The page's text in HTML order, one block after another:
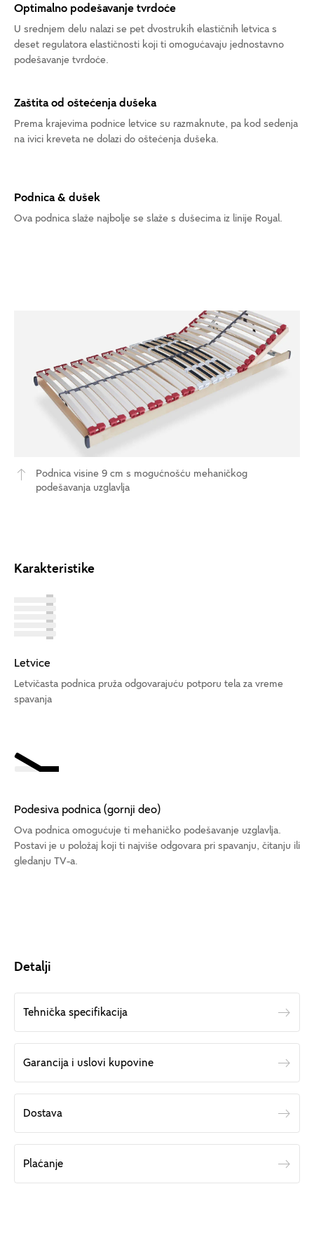
Optimalno podešavanje tvrdoće
U srednjem delu nalazi se pet dvostrukih elastičnih letvica s
deset regulatora elastičnosti koji ti omogućavaju jednostavno
podešavanje tvrdoće.
Zaštita od oštećenja dušeka
Prema krajevima podnice letvice su razmaknute, pa kod sedenja
na ivici kreveta ne dolazi do oštećenja dušeka.
Podnica & dušek
Ova podnica slaže najbolje se slaže s dušecima iz linije Royal.
Podnica visine 9 cm s mogućnošću mehaničkog
podešavanja uzglavlja
Karakteristike
Letvice
Letvičasta podnica pruža odgovarajuću potporu tela za vreme
spavanja
Podesiva podnica (gornji deo)
Ova podnica omogućuje ti mehaničko podešavanje uzglavlja.
Postavi je u položaj koji ti najviše odgovara pri spavanju, čitanju ili
gledanju TV-a.
Detalji
Tehnička specifikacija
Garancija i uslovi kupovine
Dostava
Plaćanje